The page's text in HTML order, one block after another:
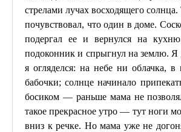
стрелами лучах восходящего
почувствовал, что один в доме.
подергал ее и вернулся на
подоконник и спрыгнул на землю. Я
я огляделся: на небе ни облачка,
бабочки; солнце начинало
босиком — раньше мама не
такое прекрасное утро — тут ноги
вниз к речке. Но мама уже не